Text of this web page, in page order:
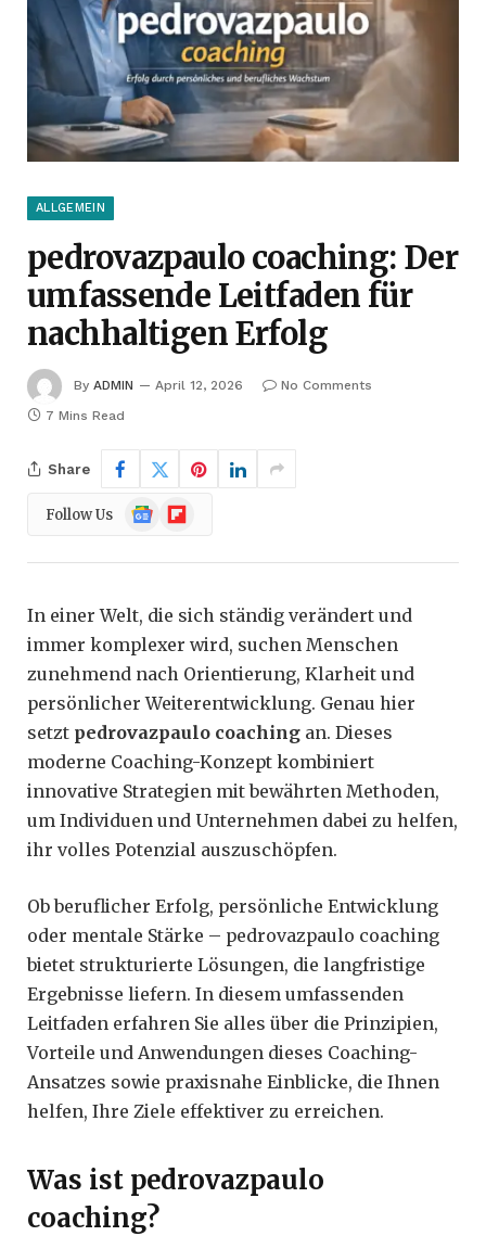
ALLGEMEIN
pedrovazpaulo coaching: Der
umfassende Leitfaden für
nachhaltigen Erfolg
By ADMIN April 12, 2026
No Comments
7 Mins Read
Share
Follow Us
Google
News
Flipboard
In einer Welt, die sich ständig verändert und
immer komplexer wird, suchen Menschen
zunehmend nach Orientierung, Klarheit und
persönlicher Weiterentwicklung. Genau hier
setzt pedrovazpaulo coaching an. Dieses
moderne Coaching-Konzept kombiniert
innovative Strategien mit bewährten Methoden,
um Individuen und Unternehmen dabei zu helfen,
ihr volles Potenzial auszuschöpfen.
Ob beruflicher Erfolg, persönliche Entwicklung
oder mentale Stärke – pedrovazpaulo coaching
bietet strukturierte Lösungen, die langfristige
Ergebnisse liefern. In diesem umfassenden
Leitfaden erfahren Sie alles über die Prinzipien,
Vorteile und Anwendungen dieses Coaching-
Ansatzes sowie praxisnahe Einblicke, die Ihnen
helfen, Ihre Ziele effektiver zu erreichen.
Was ist pedrovazpaulo
coaching?